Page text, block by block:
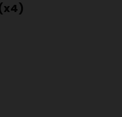
(x4)